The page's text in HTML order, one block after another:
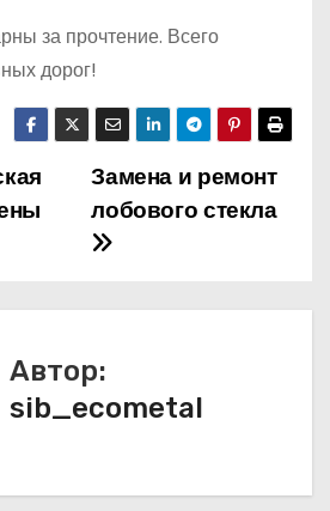
за прочтение. Всего
дорог!
Замена и ремонт
лобового стекла
Автор:
sib_ecometal